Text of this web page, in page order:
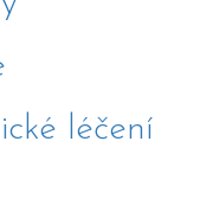
léčení